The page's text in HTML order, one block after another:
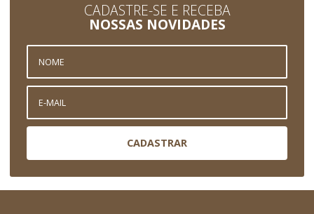
CADASTRE-SE E RECEBA
NOSSAS NOVIDADES
CADASTRAR